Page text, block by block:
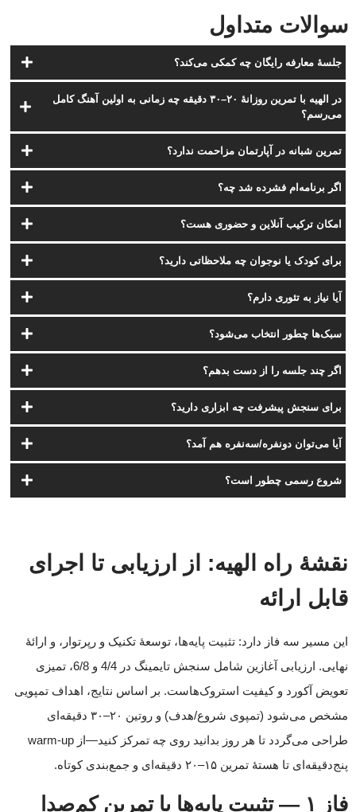
سوالات متداول
جلسهٔ معارفه رایگان چه کمکی می‌کند؟
در الهیه با تمرین روزانهٔ ۲۰–۳۰ دقیقه چه زمانی به اولین آهنگ کامل
می‌رسم؟
تمرین شبانه در آپارتمان مزاحمت ندارد؟
اگر برنامه‌ام فشرده شد چه؟
امکان ترکیب آنلاین و حضوری هست؟
برای کودک یا نوجوان چه ملاحظاتی دارید؟
آیا نیاز به تئوری دارم؟
سبک‌ها چطور انتخاب می‌شود؟
اگر چند جلسه را از دست بدهم؟
برای سنجش پیشرفت چه ابزاری دارید؟
آیا می‌توان دونفره/سه‌نفره هم آمد؟
شروع رسمی چطور است؟
نقشهٔ راه الهیه: از ارزیابی تا اجرای
قابل ارائه
این مسیر سه فاز دارد: تثبیت پایه‌ها، توسعهٔ تکنیک و رپرتوار، و ارائهٔ
نهایی. ارزیابی آغازین شامل سنجش تایمینگ در 4/4 و 6/8، تمیزی
تعویض آکورد و کیفیت استروک‌هاست. بر اساس نتایج، اهداف تمپویی
مشخص می‌شود (تمپوی شروع/هدف) و روتین ۲۰–۳۰ دقیقه‌ای
طراحی می‌گردد تا هر روز بدانید روی چه تمرکز کنید—از warm-up
پنج‌دقیقه‌ای تا هستهٔ تمرین ۱۵–۲۰ دقیقه‌ای و جمع‌بندی کوتاه.
فاز ۱ — تثبیت پایه‌ها با تمرین کم‌صدا